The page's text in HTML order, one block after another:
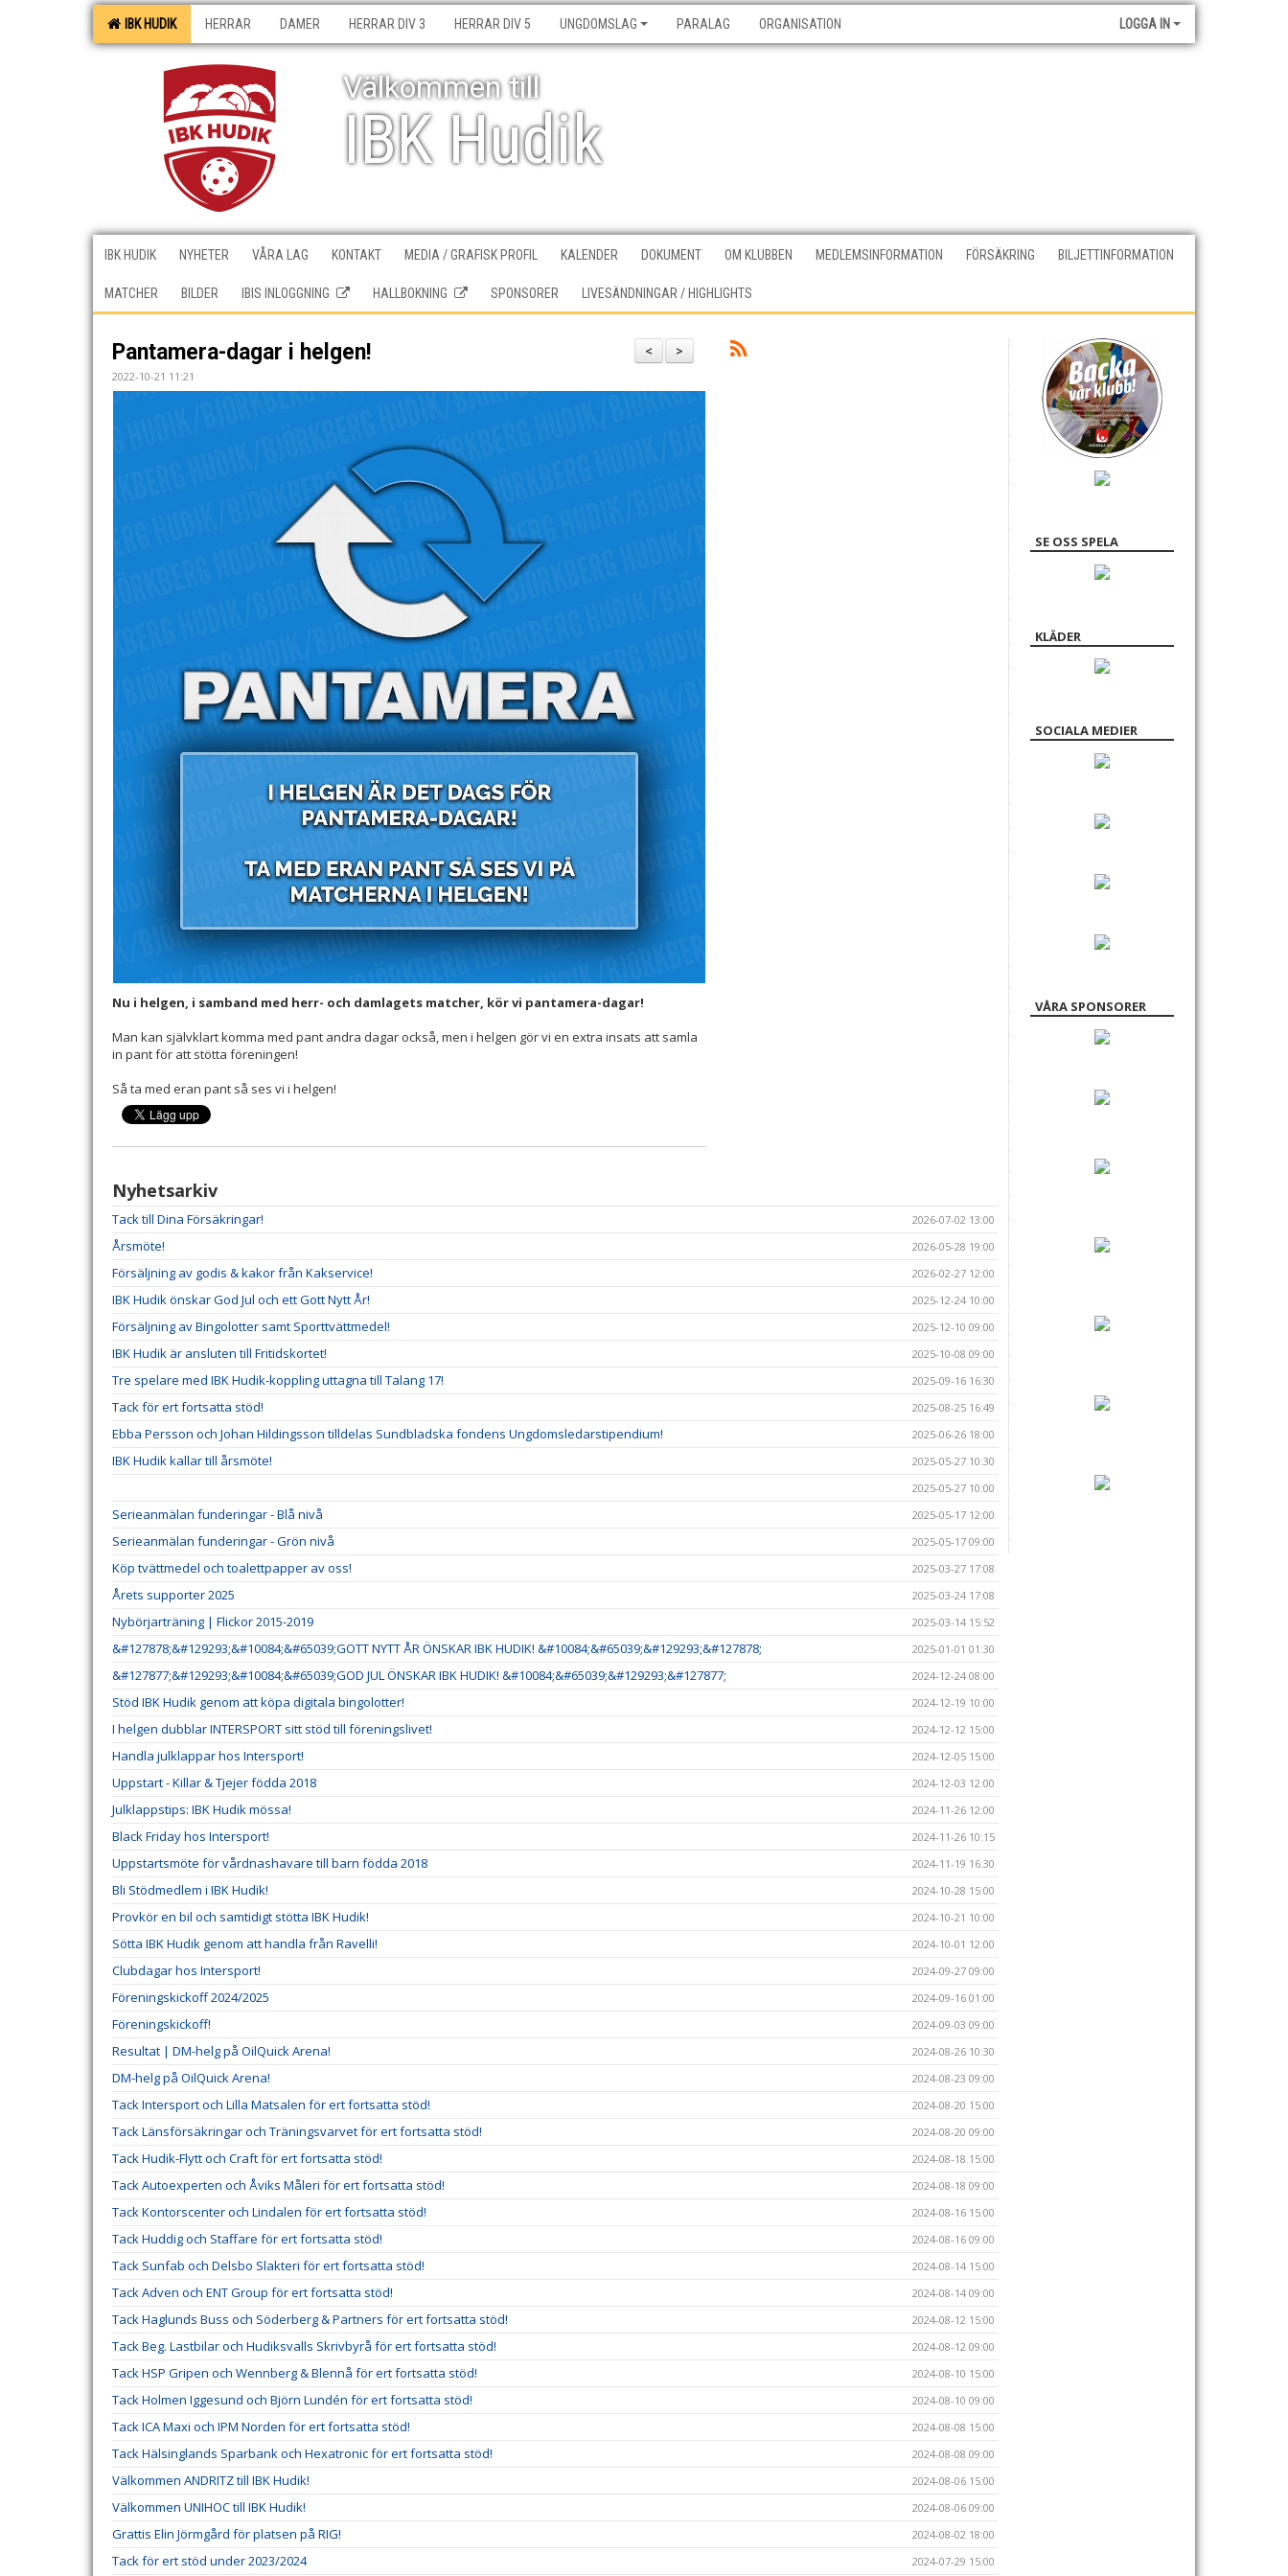
IBK HUDIK HERRAR DAMER HERRAR DIV 3 HERRAR DIV 5 UNGDOMSLAG PARALAG ORGANISATION LOGGA IN
IBK Hudik
Välkommen till
IBK HUDIK NYHETER VÅRA LAG KONTAKT MEDIA / GRAFISK PROFIL KALENDER DOKUMENT OM KLUBBEN MEDLEMSINFORMATION FÖRSÄKRING BILJETTINFORMATION
MATCHER BILDER IBIS INLOGGNING HALLBOKNING SPONSORER LIVESÄNDNINGAR / HIGHLIGHTS
>
<
Pantamera-dagar i helgen!
2022-10-21 11:21
Nu i helgen, i samband med herr- och damlagets matcher, kör vi pantamera-dagar!
Man kan självklart komma med pant andra dagar också, men i helgen gör vi en extra insats att samla
in pant för att stötta föreningen!
Så ta med eran pant så ses vi i helgen!
Nyhetsarkiv
Tack till Dina Försäkringar! 2026-07-02 13:00
Årsmöte! 2026-05-28 19:00
Försäljning av godis & kakor från Kakservice! 2026-02-27 12:00
IBK Hudik önskar God Jul och ett Gott Nytt År! 2025-12-24 10:00
Försäljning av Bingolotter samt Sporttvättmedel! 2025-12-10 09:00
IBK Hudik är ansluten till Fritidskortet! 2025-10-08 09:00
Tre spelare med IBK Hudik-koppling uttagna till Talang 17! 2025-09-16 16:30
Tack för ert fortsatta stöd! 2025-08-25 16:49
Ebba Persson och Johan Hildingsson tilldelas Sundbladska fondens Ungdomsledarstipendium! 2025-06-26 18:00
IBK Hudik kallar till årsmöte!
2025-05-27 10:30
2025-05-27 10:00
Serieanmälan funderingar - Blå nivå 2025-05-17 12:00
Serieanmälan funderingar - Grön nivå 2025-05-17 09:00
Köp tvättmedel och toalettpapper av oss! 2025-03-27 17:08
Årets supporter 2025 2025-03-24 17:08
Nybörjarträning | Flickor 2015-2019 2025-03-14 15:52
&#127878;&#129293;&#10084;&#65039;GOTT NYTT ÅR ÖNSKAR IBK HUDIK! &#10084;&#65039;&#129293;&#127878; 2025-01-01 01:30
&#127877;&#129293;&#10084;&#65039;GOD JUL ÖNSKAR IBK HUDIK! &#10084;&#65039;&#129293;&#127877; 2024-12-24 08:00
Stöd IBK Hudik genom att köpa digitala bingolotter! 2024-12-19 10:00
I helgen dubblar INTERSPORT sitt stöd till föreningslivet! 2024-12-12 15:00
Handla julklappar hos Intersport! 2024-12-05 15:00
Uppstart - Killar & Tjejer födda 2018 2024-12-03 12:00
Julklappstips: IBK Hudik mössa! 2024-11-26 12:00
Black Friday hos Intersport! 2024-11-26 10:15
Uppstartsmöte för vårdnashavare till barn födda 2018 2024-11-19 16:30
Bli Stödmedlem i IBK Hudik! 2024-10-28 15:00
Provkör en bil och samtidigt stötta IBK Hudik! 2024-10-21 10:00
Sötta IBK Hudik genom att handla från Ravelli! 2024-10-01 12:00
Clubdagar hos Intersport! 2024-09-27 09:00
Föreningskickoff 2024/2025 2024-09-16 01:00
Föreningskickoff! 2024-09-03 09:00
Resultat | DM-helg på OilQuick Arena! 2024-08-26 10:30
DM-helg på OilQuick Arena! 2024-08-23 09:00
Tack Intersport och Lilla Matsalen för ert fortsatta stöd! 2024-08-20 15:00
Tack Länsförsäkringar och Träningsvarvet för ert fortsatta stöd! 2024-08-20 09:00
Tack Hudik-Flytt och Craft för ert fortsatta stöd! 2024-08-18 15:00
Tack Autoexperten och Åviks Måleri för ert fortsatta stöd! 2024-08-18 09:00
Tack Kontorscenter och Lindalen för ert fortsatta stöd! 2024-08-16 15:00
Tack Huddig och Staffare för ert fortsatta stöd! 2024-08-16 09:00
Tack Sunfab och Delsbo Slakteri för ert fortsatta stöd! 2024-08-14 15:00
Tack Adven och ENT Group för ert fortsatta stöd! 2024-08-14 09:00
Tack Haglunds Buss och Söderberg & Partners för ert fortsatta stöd! 2024-08-12 15:00
Tack Beg. Lastbilar och Hudiksvalls Skrivbyrå för ert fortsatta stöd! 2024-08-12 09:00
Tack HSP Gripen och Wennberg & Blennå för ert fortsatta stöd! 2024-08-10 15:00
Tack Holmen Iggesund och Björn Lundén för ert fortsatta stöd! 2024-08-10 09:00
Tack ICA Maxi och IPM Norden för ert fortsatta stöd! 2024-08-08 15:00
Tack Hälsinglands Sparbank och Hexatronic för ert fortsatta stöd! 2024-08-08 09:00
Välkommen ANDRITZ till IBK Hudik! 2024-08-06 15:00
Välkommen UNIHOC till IBK Hudik! 2024-08-06 09:00
Grattis Elin Jörmgård för platsen på RIG! 2024-08-02 18:00
Tack för ert stöd under 2023/2024 2024-07-29 15:00
SE OSS SPELA
KLÄDER
SOCIALA MEDIER
VÅRA SPONSORER